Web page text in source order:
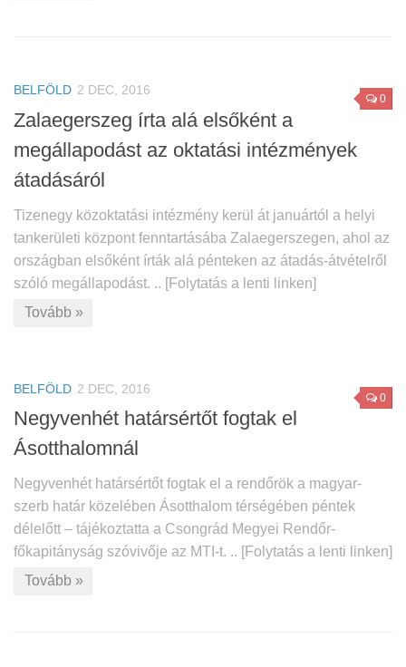
0
BELFÖLD 2 DEC, 2016
Zalaegerszeg írta alá elsőként a
megállapodást az oktatási intézmények
átadásáról
Tizenegy közoktatási intézmény kerül át januártól a helyi
tankerületi központ fenntartásába Zalaegerszegen, ahol az
országban elsőként írták alá pénteken az átadás-átvételről
szóló megállapodást. .. [Folytatás a lenti linken]
Tovább »
0
BELFÖLD 2 DEC, 2016
Negyvenhét határsértőt fogtak el
Ásotthalomnál
Negyvenhét határsértőt fogtak el a rendőrök a magyar-
szerb határ közelében Ásotthalom térségében péntek
délelőtt – tájékoztatta a Csongrád Megyei Rendőr-
főkapitányság szóvivője az MTI-t. .. [Folytatás a lenti linken]
Tovább »